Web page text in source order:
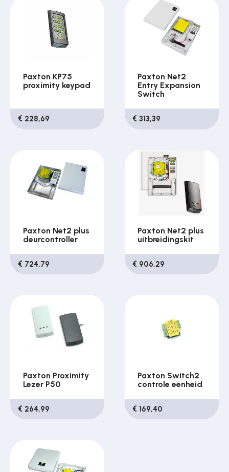
Paxton KP75
proximity keypad
€ 228,69
Paxton Net2
Entry Expansion
Switch
€ 313,39
Paxton Net2 plus
deurcontroller
€ 724,79
Paxton Net2 plus
uitbreidingskit
€ 906,29
Paxton Proximity
Lezer P50
€ 264,99
Paxton Switch2
controle eenheid
€ 169,40